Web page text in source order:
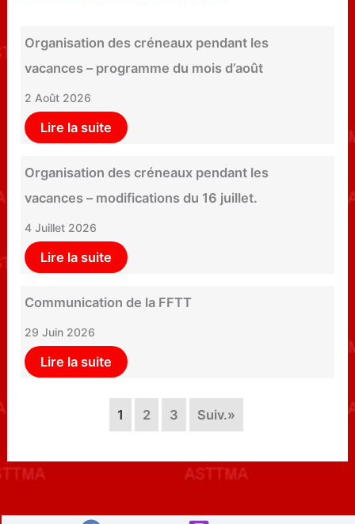
Organisation des créneaux pendant les
vacances – programme du mois d’août
2 Août 2026
Lire la suite
Organisation des créneaux pendant les
vacances – modifications du 16 juillet.
4 Juillet 2026
Lire la suite
Communication de la FFTT
29 Juin 2026
Lire la suite
1 2 3 Suiv.»